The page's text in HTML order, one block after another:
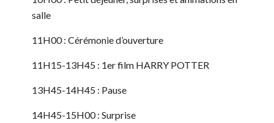
salle
11H00 : Cérémonie d’ouverture
11H15-13H45 : 1er film HARRY POTTER
13H45-14H45 : Pause
14H45-15H00 : Surprise